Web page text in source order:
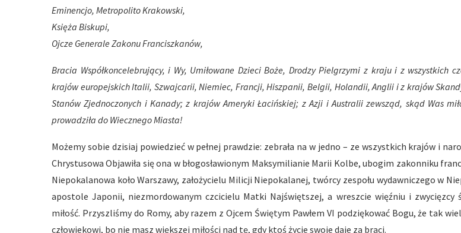
Eminencjo, Metropolito Krakowski,
Księża Biskupi,
Ojcze Generale Zakonu Franciszkanów,
Bracia Współkoncelebrujący, i Wy, Umiłowane Dzieci Boże, Drodzy Pielgrzymi z kraju i z wszystkich
krajów europejskich Italii, Szwajcarii, Niemiec, Francji, Hiszpanii, Belgii, Holandii, Anglii i z krajów
Stanów Zjednoczonych i Kanady; z krajów Ameryki Łacińskiej; z Azji i Australii zewsząd, skąd Was
prowadziła do Wiecznego Miasta!
Możemy sobie dzisiaj powiedzieć w pełnej prawdzie: zebrała na w jedno – ze wszystkich krajów i
Chrystusowa Objawiła się ona w błogosławionym Maksymilianie Marii Kolbe, ubogim zakonniku
Niepokalanowa koło Warszawy, założycielu Milicji Niepokalanej, twórcy zespołu wydawniczego w
apostole Japonii, niezmordowanym czcicielu Matki Najświętszej, a wreszcie więźniu i zwycięzcy
miłość. Przyszliśmy do Romy, aby razem z Ojcem Świętym Pawłem VI podziękować Bogu, że tak
człowiekowi, bo nie masz większej miłości nad tę, gdy ktoś życie swoje daje za braci.